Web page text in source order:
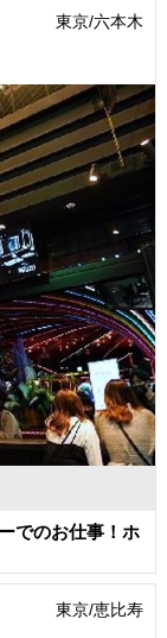
東京/六本木
でのお仕事！ホ
東京/恵比寿